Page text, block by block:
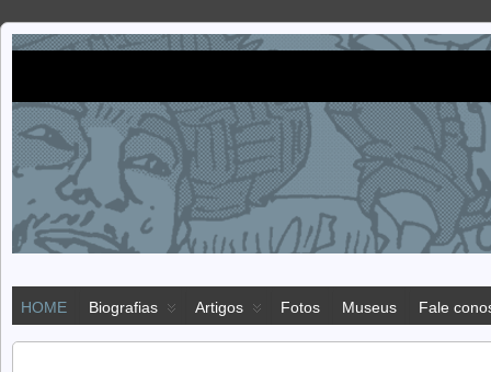
japonesa
HOME Biografias Artigos Fotos Museus Fale